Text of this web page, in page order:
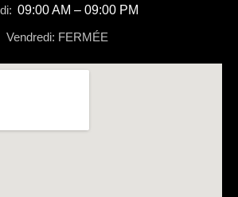
09:00 AM – 09:00 PM
Vendredi: FERMÉE